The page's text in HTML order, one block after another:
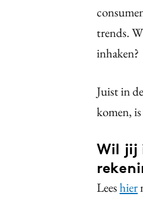
trends.
inhaken?
Juist in
komen,
Wil jij
Leeshier